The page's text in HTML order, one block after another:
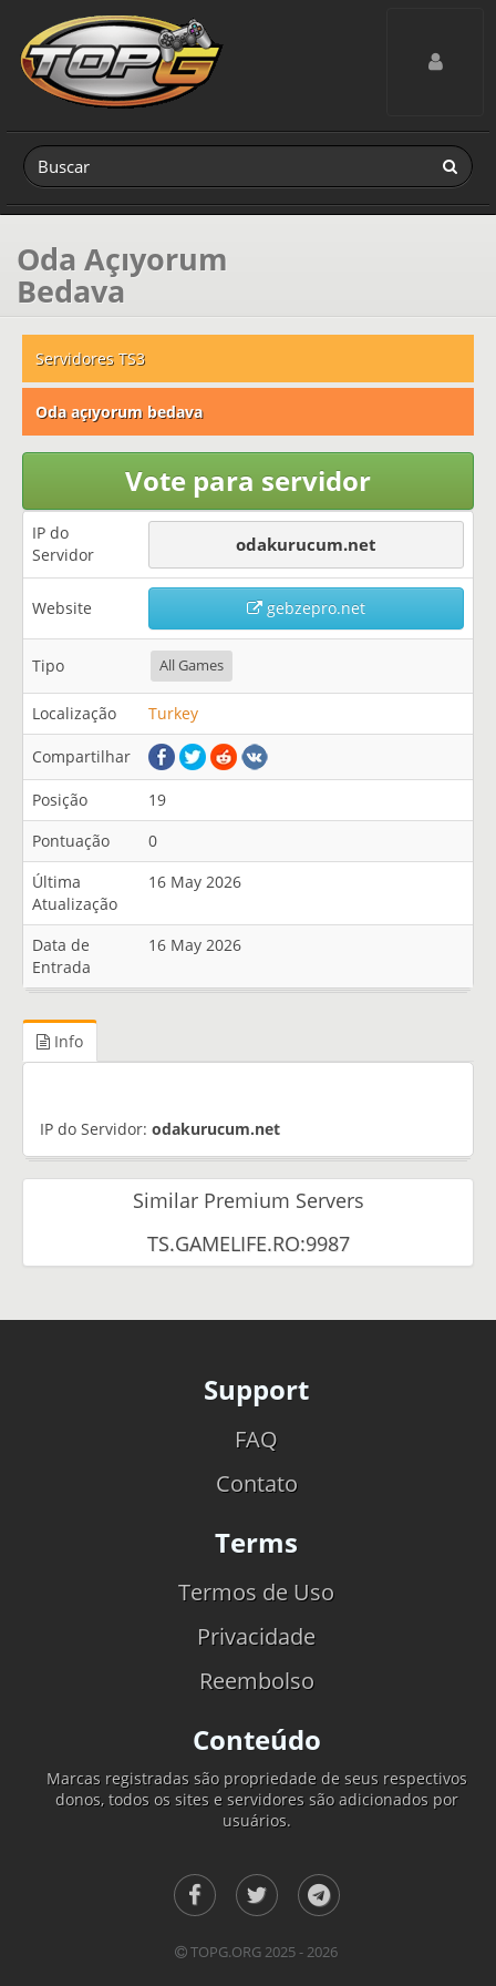
Toggle
Oda Açıyorum
Bedava
Servidores TS3
Oda açıyorum bedava
Vote para servidor
IP do
Servidor
odakurucum.net
Website gebzepro.net
Tipo All Games
Localização Turkey
Compartilhar
Posição
19
Pontuação
0
Última
Atualização
16 May 2026
Data de
Entrada
16 May 2026
Info
IP do Servidor: odakurucum.net
Similar Premium Servers
TS.GAMELIFE.RO:9987
Support
FAQ
Contato
Terms
Termos de Uso
Privacidade
Reembolso
Conteúdo
Marcas registradas são propriedade de seus respectivos
donos, todos os sites e servidores são adicionados por
usuários.
TOPG.ORG 2025 - 2026